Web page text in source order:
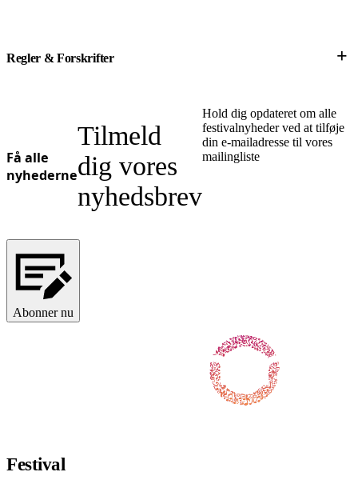
Regler & Forskrifter +
Få alle
nyhederne
Tilmeld
dig vores
nyhedsbrev
Hold dig opdateret om alle
festivalnyheder ved at tilføje
din e-mailadresse til vores
mailingliste
Abonner nu
Festival